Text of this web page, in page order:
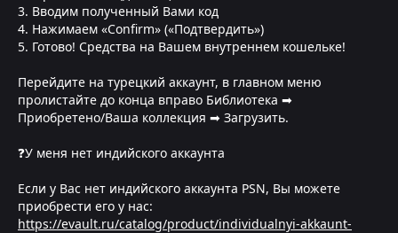
3. Вводим полученный Вами код
4. Нажимаем «Confirm» («Подтвердить»)
5. Готово! Средства на Вашем внутреннем кошельке!
Перейдите на турецкий аккаунт, в главном меню
пролистайте до конца вправо Библиотека ➡
Приобретено/Ваша коллекция ➡ Загрузить.
❓У меня нет индийского аккаунта
Если у Вас нет индийского аккаунта PSN, Вы можете
приобрести его у нас:
https://evault.ru/catalog/product/individualnyi-akkaunt-